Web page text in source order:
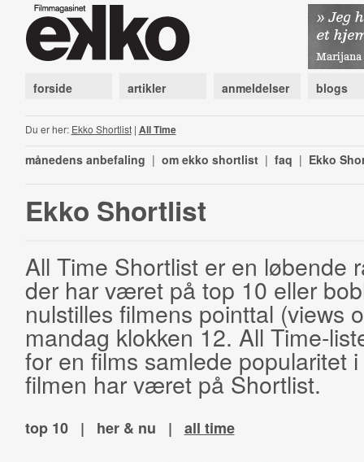
forside artikler anmeldelser blogs
Du er her: Ekko Shortlist| All Time
månedens anbefaling | om ekko shortlist | faq | Ekko
Ekko Shortlist
All Time Shortlist er en løbende
der har været på top 10 eller
nulstilles filmens pointtal (views
mandag klokken 12. All Time-
for en films samlede popularitet
filmen har været på Shortlist.
top 10 | her & nu | all time